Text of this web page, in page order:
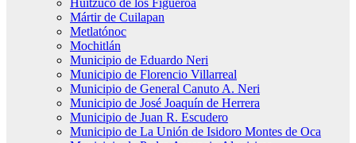
Huitzuco de los Figueroa
Mártir de Cuilapan
Metlatónoc
Mochitlán
Municipio de Eduardo Neri
Municipio de Florencio Villarreal
Municipio de General Canuto A. Neri
Municipio de José Joaquín de Herrera
Municipio de Juan R. Escudero
Municipio de La Unión de Isidoro Montes de Oca